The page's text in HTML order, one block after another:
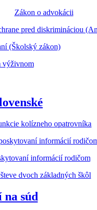
Zákon o advokácii
pred diskrimináciou
(Školský zákon)
výživnom
kolízneho opatrovníka
informácií
informácií rodičom
dvoch základných škôl
súd